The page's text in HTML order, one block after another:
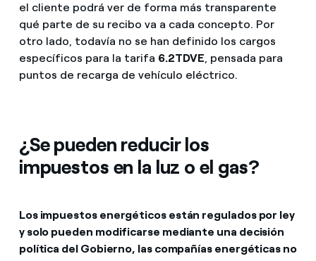
el cliente podrá ver de forma más transparente
qué parte de su recibo va a cada concepto. Por
otro lado, todavía no se han definido los cargos
específicos para la tarifa 6.2TDVE, pensada para
puntos de recarga de vehículo eléctrico.
¿Se pueden reducir los
impuestos en la luz o el gas?
Los impuestos energéticos están regulados por ley
y solo pueden modificarse mediante una decisión
política del Gobierno, las compañías energéticas no